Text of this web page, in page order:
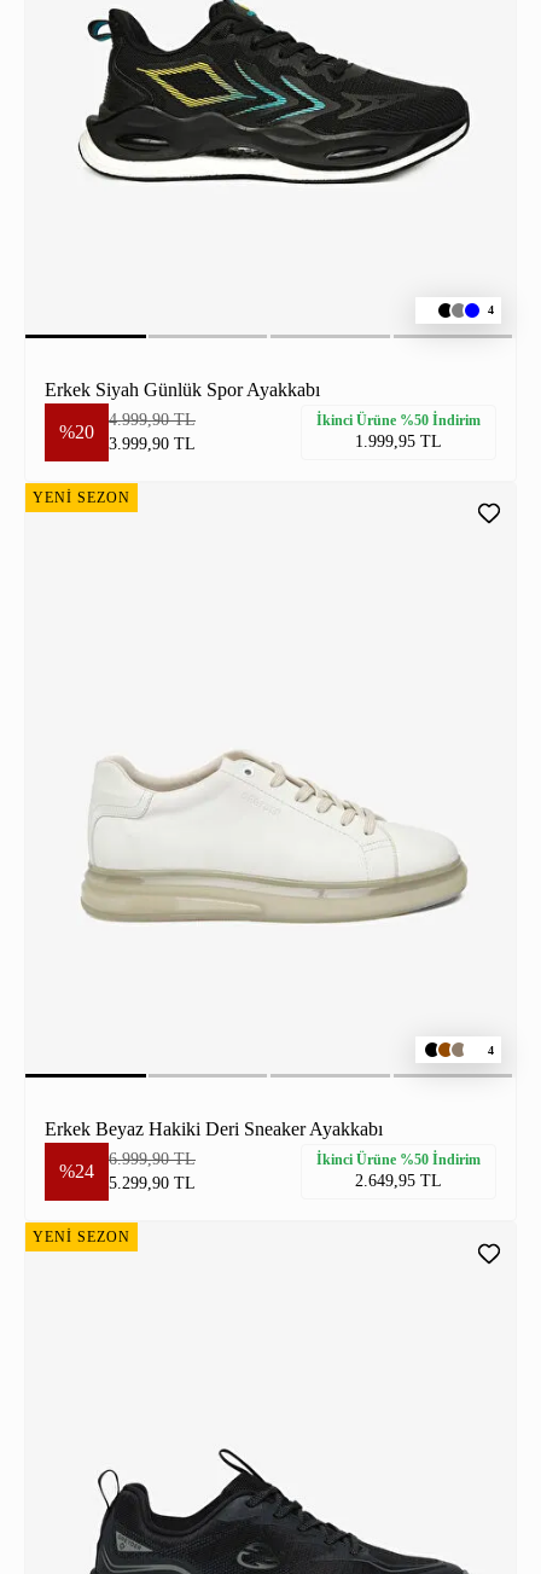
4
Erkek Siyah Günlük Spor Ayakkabı
%20
4.999,90 TL
3.999,90 TL
İkinci Ürüne %50 İndirim
1.999,95 TL
YENİ SEZON
4
Erkek Beyaz Hakiki Deri Sneaker Ayakkabı
%24
6.999,90 TL
5.299,90 TL
İkinci Ürüne %50 İndirim
2.649,95 TL
YENİ SEZON